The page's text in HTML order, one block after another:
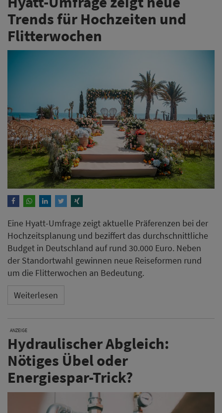
Trends für Hochzeiten und
Flitterwochen
Eine Hyatt-Umfrage zeigt aktuelle Präferenzen bei der
Hochzeitsplanung und beziffert das durchschnittliche
Budget in Deutschland auf rund 30.000 Euro. Neben
der Standortwahl gewinnen neue Reiseformen rund
um die Flitterwochen an Bedeutung.
Weiterlesen
ANZEIGE
Hydraulischer Abgleich:
Nötiges Übel oder
Energiespar-Trick?